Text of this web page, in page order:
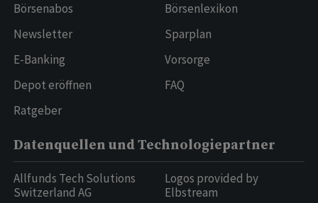
Börsenabos
Newsletter
E-Banking
Depot eröffnen
Ratgeber
Börsenlexikon
Sparplan
Vorsorge
FAQ
Datenquellen und Technologiepartner
Allfunds Tech Solutions
Switzerland AG
Logos provided by
Elbstream